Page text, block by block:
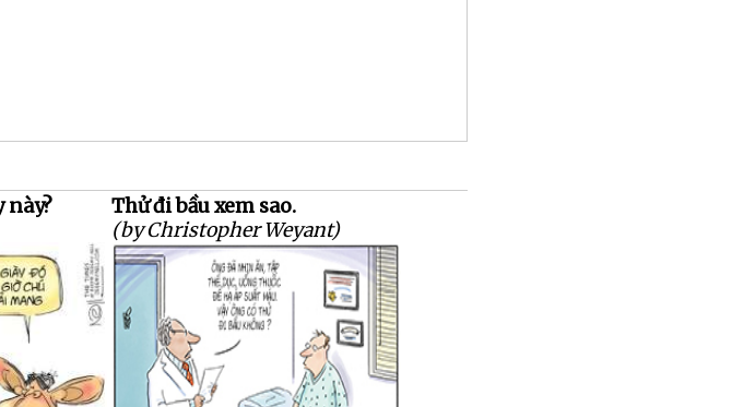
này?
Thử đi bầu xem sao.
(by Christopher Weyant)